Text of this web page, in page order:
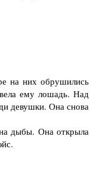
на них обрушились
ему лошадь. Над
девушки. Она снова
дыбы. Она открыла